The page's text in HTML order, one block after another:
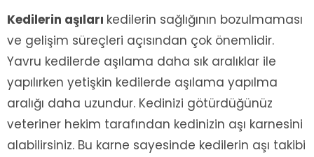
Kedilerin aşıları kedilerin sağlığının bozulmaması
ve gelişim süreçleri açısından çok önemlidir.
Yavru kedilerde aşılama daha sık aralıklar ile
yapılırken yetişkin kedilerde aşılama yapılma
aralığı daha uzundur. Kedinizi götürdüğünüz
veteriner hekim tarafından kedinizin aşı karnesini
alabilirsiniz. Bu karne sayesinde kedilerin aşı takibi